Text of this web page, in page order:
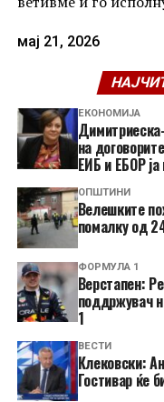
мај 21, 2026
ЕКОНОМИЈА
на
ЕИБ и ЕБОР
ОПШТИНИ
Велешките
помалку од
ФОРМУЛА 1
Верстапен:
поддржувач
1
ВЕСТИ
Клековски:
Гостивар ќе